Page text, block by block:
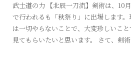
武士道の力 【北辰一刀流】剣術は、10
で行われるも「秋祭り」に出場します
は一切やらないことで、大変珍しいこ
見てもらいたいと思います。 さて、剣